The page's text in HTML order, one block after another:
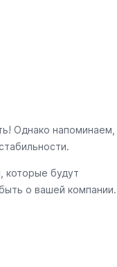
Однако напоминаем,
которые будут
о вашей компании.